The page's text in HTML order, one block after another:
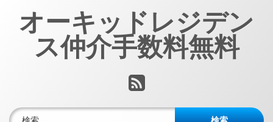
オーキッドレジデン
ス仲介手数料無料
RSS
検索: